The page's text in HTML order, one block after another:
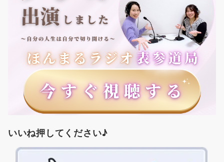
いいね押してください♪